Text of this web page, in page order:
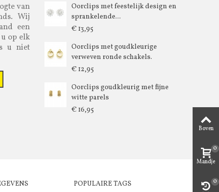
van
Wij
een
op elk
u niet
Oorclips met feestelijk design en
sprankelende...
€ 13,95
Oorclips met goudkleurige
verweven ronde schakels.
€ 12,95
Oorclips goudkleurig met fijne
witte parels
€ 16,95
POPULAIRE TAGS
Boven
Mandje
0
0